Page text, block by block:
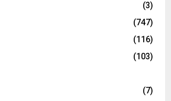
(3)
(747)
(116)
(103)
(7)